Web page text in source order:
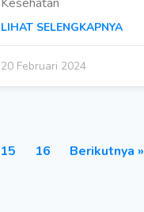
LIHAT SELENGKAPNYA
20 Februari 2024
15 16 Berikutnya »